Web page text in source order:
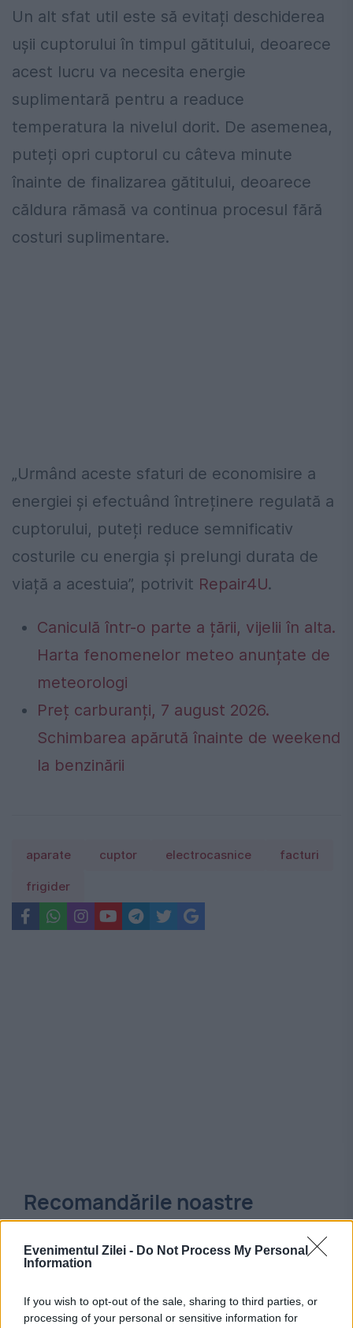
Evenimentul Zilei - Do Not Process My Personal
Information
If you wish to opt-out of the sale, sharing to third parties, or
processing of your personal or sensitive information for
Un alt sfat util este să evitați deschiderea
ușii cuptorului în timpul gătitului, deoarece
acest lucru va necesita energie
suplimentară pentru a readuce
temperatura la nivelul dorit. De asemenea,
puteți opri cuptorul cu câteva minute
înainte de finalizarea gătitului, deoarece
căldura rămasă va continua procesul fără
costuri suplimentare.
„Urmând aceste sfaturi de economisire a
energiei și efectuând întreținere regulată a
cuptorului, puteți reduce semnificativ
costurile cu energia și prelungi durata de
viață a acestuia”, potrivit Repair4U.
Caniculă într-o parte a țării, vijelii în alta.
Harta fenomenelor meteo anunțate de
meteorologi
Preț carburanți, 7 august 2026.
Schimbarea apărută înainte de weekend
la benzinării
aparate cuptor electrocasnice facturi
frigider
Recomandările noastre